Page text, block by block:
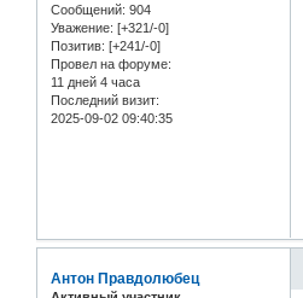
Сообщений: 904
Уважение: [+321/-0]
Позитив: [+241/-0]
Провел на форуме:
11 дней 4 часа
Последний визит:
2025-09-02 09:40:35
Антон Правдолюбец